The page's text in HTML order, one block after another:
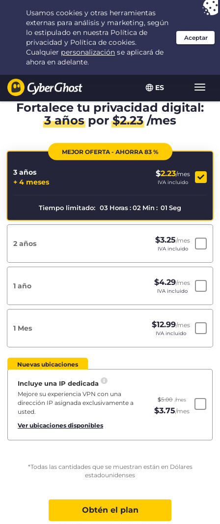
ES
Tu elección:la mejor ofertadurante 3.3333333333333 años por $
2.23 /mes
Fortalece tu privacidad digital:
3 añospor$2.23/mes
MEJOR OFERTA - AHORRA 83 %
3 años
+ 4 meses
$2.23/mes
IVA incluido
Tiempo limitado: 03 Horas:02 Min : 01 Seg
2 años $3.25/mes
IVA incluido
1 año $4.29/mes
IVA incluido
1 Mes $12.99/mes
IVA incluido
Nuevas ubicaciones
Incluye una IP dedicada
Mejore su experiencia VPN con una
dirección IP asignada exclusivamente a
usted.
Ver ubicaciones disponibles
$5.00 /mes
$3.75/mes
*Todas las cantidades que se muestran están en Dólares
estadounidenses
Obtén el plan